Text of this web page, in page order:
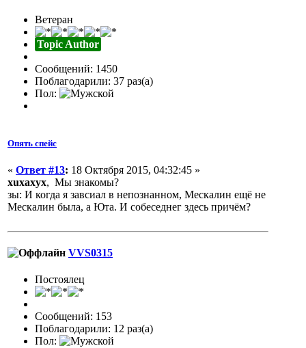
Ветеран
Topic Author
Сообщений: 1450
Поблагодарили: 37 раз(а)
Пол:
Опять спейс
« Ответ #13: 18 Октября 2015, 04:32:45 »
xuxaxyx, Мы знакомы?
зы: И когда я завсиал в непознанном, Мескалин ещё не
Мескалин была, а Юта. И собеседнег здесь причём?
VVS0315
Постоялец
Сообщений: 153
Поблагодарили: 12 раз(а)
Пол: